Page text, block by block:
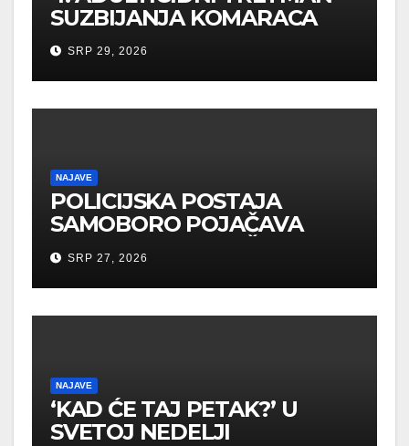
SUZBIJANJA KOMARACA
SRP 29, 2026
NAJAVE
POLICIJSKA POSTAJA
SAMOBORO POJAČAVA
MJERE U CILJU ZAŠTITE
SVIH SUDIONIKA U
PROMETU
SRP 27, 2026
NAJAVE
‘KAD ĆE TAJ PETAK?’ U
SVETOJ NEDELJI